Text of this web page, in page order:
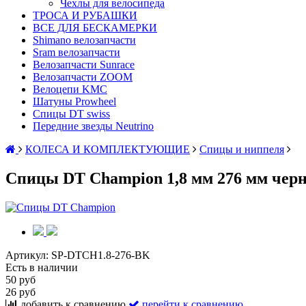
Чехлы для велосипеда
ТРОСА И РУБАШКИ
ВСЕ ДЛЯ БЕСКАМЕРКИ
Shimano велозапчасти
Sram велозапчасти
Велозапчасти Sunrace
Велозапчасти ZOOM
Велоцепи KMC
Шатуны Prowheel
Спицы DT swiss
Передние звезды Neutrino
КОЛЕСА И КОМПЛЕКТУЮЩИЕ
Спицы и ниппеля
Спицы DT Champion 1,8 мм 276 мм
Артикул: SP-DTCH1.8-276-BK
Есть в наличии
50 руб
26 руб